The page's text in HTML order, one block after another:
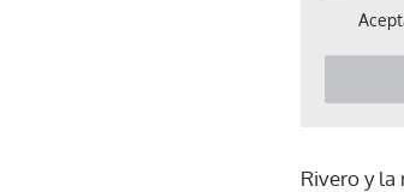
Rivero y